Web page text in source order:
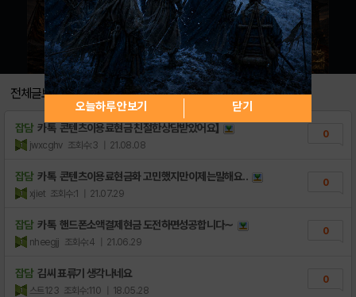
전체글보기
잡담 카톡 콘텐츠이용료현금 친절한상담받았어요】
jwxcghv 조회수:3 | 21.08.08
0
잡담 카톡 콘텐츠이용료현금화 고민했지만이제는말해요..
xjiet 조회수:1 | 21.07.29
0
잡담 카톡 핸드폰소액결제현금 도전하면성공합니다∼
nheegjj 조회수:4 | 21.06.29
0
잡담 김씨 표류기 생각나네요
스트123 조회수:110 | 18.05.28
0
오늘하루 안보기 닫기